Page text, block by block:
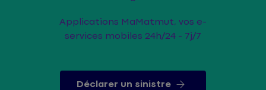
Applications MaMatmut, vos e-
services mobiles 24h/24 - 7j/7
Déclarer un sinistre